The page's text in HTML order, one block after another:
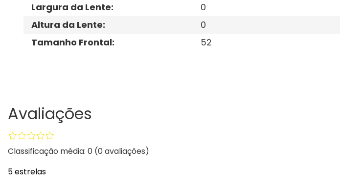
Largura da Lente:
0
Altura da Lente:
0
Tamanho Frontal: 52
Avaliações
Classificação média: 0 (0 avaliações)
5 estrelas